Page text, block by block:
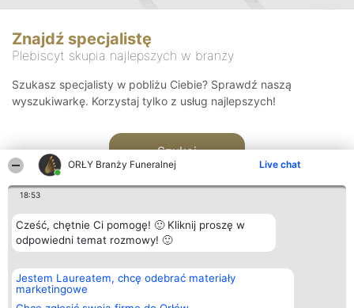
ORŁY Branży Funeralnej Live chat
18:53
Cześć, chętnie Ci pomogę! 🙂 Kliknij proszę w
odpowiedni temat rozmowy! 🙂
Jestem Laureatem, chcę odebrać materiały
marketingowe
Znajdź specjalistę
Plebiscyt skupia najlepszych w branży
Szukasz specjalisty w pobliżu Ciebie? Sprawdź naszą
wyszukiwarkę. Korzystaj tylko z usług najlepszych!
Szukaj
Organizator plebiscytu
Bright Side Solutions sp. z o.
o. sp. k.
ul. Ruska 22
Plebiscyt
Laureaci
wszystkich
Kontakt
Kontakt